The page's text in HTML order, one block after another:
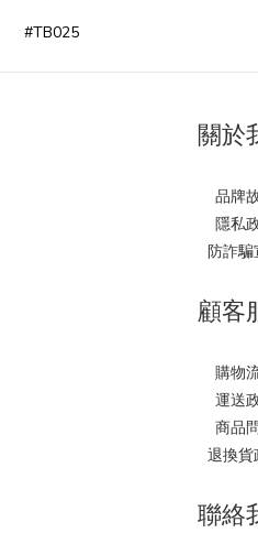
#TB025
關於
品牌
隱私
防詐騙
顧客
購物
運送
商品
退換貨
聯絡